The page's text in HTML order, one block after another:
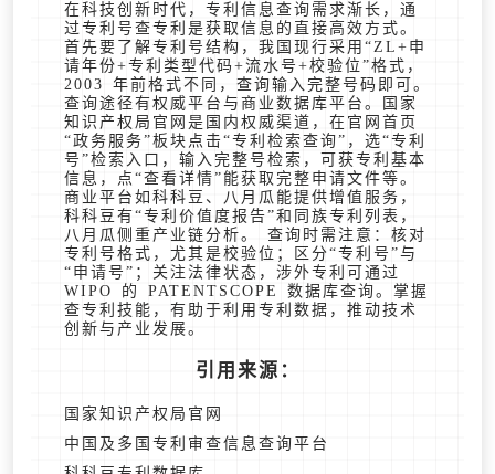
在科技创新时代，专利信息查询需求渐长，通
过专利号查专利是获取信息的直接高效方式。
首先要了解专利号结构，我国现行采用“ZL+申
请年份+专利类型代码+流水号+校验位”格式，
2003 年前格式不同，查询输入完整号码即可。
查询途径有权威平台与商业数据库平台。国家
知识产权局官网是国内权威渠道，在官网首页
“政务服务”板块点击“专利检索查询”，选“专利
号”检索入口，输入完整号检索，可获专利基本
信息，点“查看详情”能获取完整申请文件等。
商业平台如科科豆、八月瓜能提供增值服务，
科科豆有“专利价值度报告”和同族专利列表，
八月瓜侧重产业链分析。 查询时需注意：核对
专利号格式，尤其是校验位；区分“专利号”与
“申请号”；关注法律状态，涉外专利可通过
WIPO 的 PATENTSCOPE 数据库查询。掌握
查专利技能，有助于利用专利数据，推动技术
创新与产业发展。
引用来源：
国家知识产权局官网
中国及多国专利审查信息查询平台